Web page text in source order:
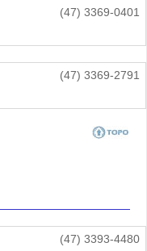
(47) 3369-0401
(47) 3369-2791
(47) 3393-4480